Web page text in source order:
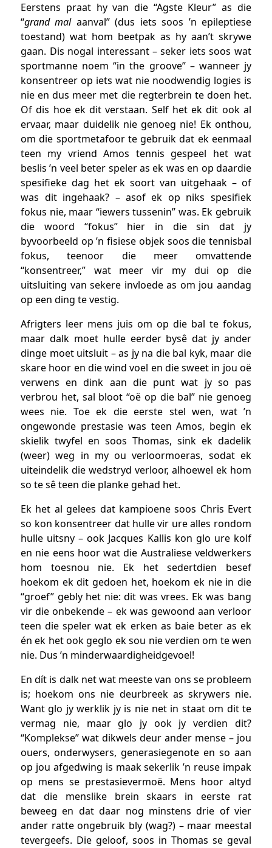
Eerstens praat hy van die “Agste Kleur” as die
“grand malaanval” (dus iets soos ’n epileptiese
toestand) wat hom beetpak as hy aan’t skrywe
gaan. Dis nogal interessant – seker iets soos wat
sportmanne noem “in the groove” – wanneer jy
konsentreer op iets wat nie noodwendig logies is
nie en dus meer met die regterbrein te doen het.
Of dis hoe ek dit verstaan. Self het ek dit ook al
ervaar, maar duidelik nie genoeg nie! Ek onthou,
om die sportmetafoor te gebruik dat ek eenmaal
teen my vriend Amos tennis gespeel het wat
beslis ’n veel beter speler as ek was en op daardie
spesifieke dag het ek soort van uitgehaak – of
was dit ingehaak? – asof ek op niks spesifiek
fokus nie, maar “iewers tussenin” was. Ek gebruik
die woord “fokus” hier in die sin dat jy
byvoorbeeld op ’n fisiese objek soos die tennisbal
fokus, teenoor die meer omvattende
“konsentreer,” wat meer vir my dui op die
uitsluiting van sekere invloede as om jou aandag
op een ding te vestig.
Afrigters leer mens juis om op die bal te fokus,
maar dalk moet hulle eerder bysê dat jy ander
dinge moet uitsluit – as jy na die bal kyk, maar die
skare hoor en die wind voel en die sweet in jou oë
verwens en dink aan die punt wat jy so pas
verbrou het, sal bloot “oë op die bal” nie genoeg
wees nie. Toe ek die eerste stel wen, wat ’n
ongewonde prestasie was teen Amos, begin ek
skielik twyfel en soos Thomas, sink ek dadelik
(weer) weg in my ou verloormoeras, sodat ek
uiteindelik die wedstryd verloor, alhoewel ek hom
so te sê teen die planke gehad het.
Ek het al gelees dat kampioene soos Chris Evert
so kon konsentreer dat hulle vir ure alles rondom
hulle uitsny – ook Jacques Kallis kon glo ure kolf
en nie eens hoor wat die Australiese veldwerkers
hom toesnou nie. Ek het sedertdien besef
hoekom ek dit gedoen het, hoekom ek nie in die
“groef” gebly het nie: dit was vrees. Ek was bang
vir die onbekende – ek was gewoond aan verloor
teen die speler wat ek erken as baie beter as ek
én ek het ook geglo ek sou nie verdien om te wen
nie. Dus ’n minderwaardigheidgevoel!
En dít is dalk net wat meeste van ons se probleem
is; hoekom ons nie deurbreek as skrywers nie.
Want glo jy werklik jy is nie net in staat om dit te
vermag nie, maar glo jy ook jy verdien dit?
“Komplekse” wat dikwels deur ander mense – jou
ouers, onderwysers, generasiegenote en so aan
op jou afgedwing is maak sekerlik ’n reuse impak
op mens se prestasievermoë. Mens hoor altyd
dat die menslike brein skaars in eerste rat
beweeg en dat daar nog minstens drie of vier
ander ratte ongebruik bly (wag?) – maar meestal
tevergeefs. Die geloof, soos in Thomas se geval